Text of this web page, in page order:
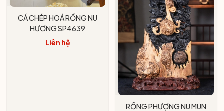
CÁ CHÉP HOÁ RỒNG NU
HƯƠNG SP4639
Liên hệ
RỒNG PHƯỢNG NU MUN